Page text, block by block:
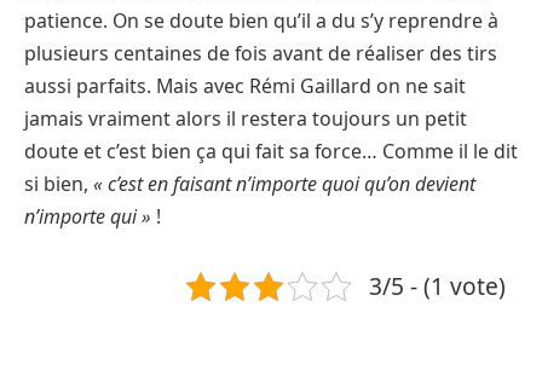
patience. On se doute bien qu’il a du s’y reprendre à
plusieurs centaines de fois avant de réaliser des tirs
aussi parfaits. Mais avec Rémi Gaillard on ne sait
jamais vraiment alors il restera toujours un petit
doute et c’est bien ça qui fait sa force… Comme il le dit
si bien, « c’est en faisant n’importe quoi qu’on devient
n’importe qui » !
3/5 - (1 vote)